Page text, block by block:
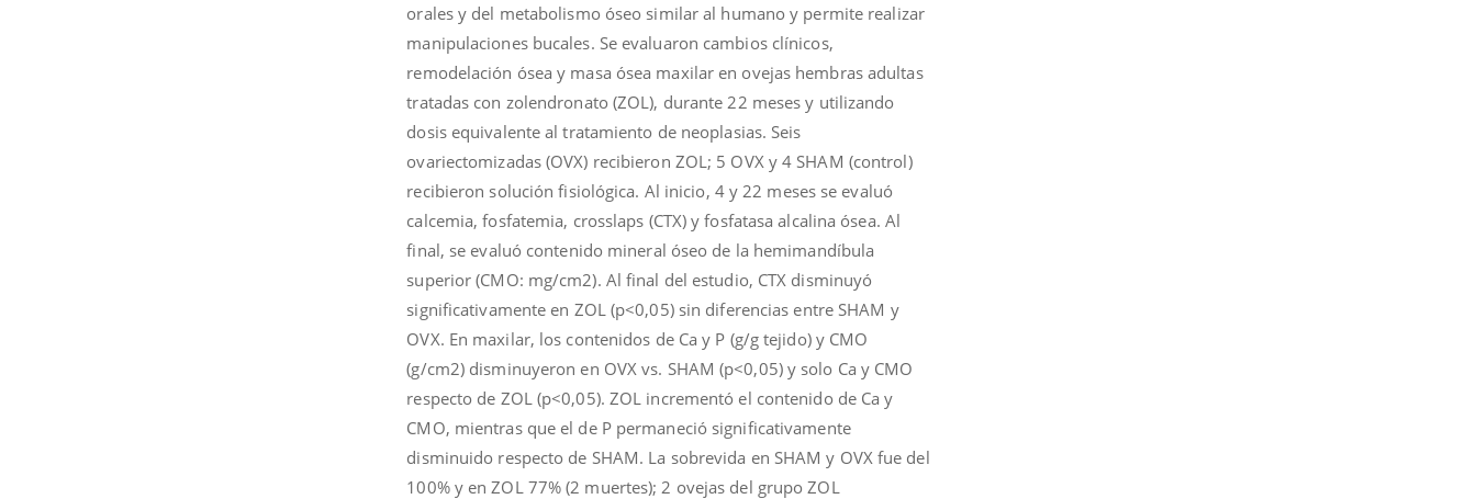
orales y del metabolismo óseo similar al humano y permite realizar
manipulaciones bucales. Se evaluaron cambios clínicos,
remodelación ósea y masa ósea maxilar en ovejas hembras adultas
tratadas con zolendronato (ZOL), durante 22 meses y utilizando
dosis equivalente al tratamiento de neoplasias. Seis
ovariectomizadas (OVX) recibieron ZOL; 5 OVX y 4 SHAM (control)
recibieron solución fisiológica. Al inicio, 4 y 22 meses se evaluó
calcemia, fosfatemia, crosslaps (CTX) y fosfatasa alcalina ósea. Al
final, se evaluó contenido mineral óseo de la hemimandíbula
superior (CMO: mg/cm2). Al final del estudio, CTX disminuyó
significativamente en ZOL (p<0,05) sin diferencias entre SHAM y
OVX. En maxilar, los contenidos de Ca y P (g/g tejido) y CMO
(g/cm2) disminuyeron en OVX vs. SHAM (p<0,05) y solo Ca y CMO
respecto de ZOL (p<0,05). ZOL incrementó el contenido de Ca y
CMO, mientras que el de P permaneció significativamente
disminuido respecto de SHAM. La sobrevida en SHAM y OVX fue del
100% y en ZOL 77% (2 muertes); 2 ovejas del grupo ZOL